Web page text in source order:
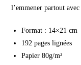
l’emmener partout avec
Format : 14×21 cm
192 pages lignées
Papier 80g/m²